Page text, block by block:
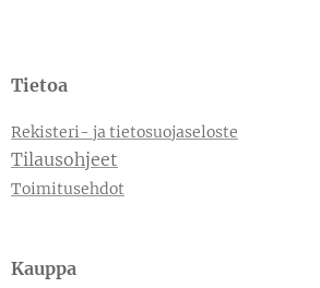
Tietoa
Rekisteri- ja tietosuojaseloste
Tilausohjeet
Toimitusehdot
Kauppa